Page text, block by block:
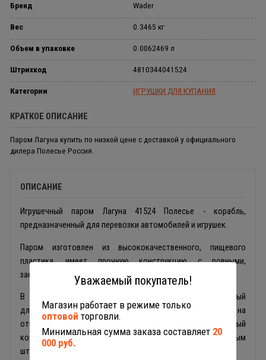
Бренд Wader
Вес 0.3465 кг
Объем в упаковке 0.0062469 л
Штрихкод 4810344041524
Категории ИГРУШКИ ДЛЯ КУПАНИЯ
КРАТКОЕ ОПИСАНИЕ
Паром Лагуна купить по низкой цене с доставкой у официального
дилера Полесье Россия.
ОПИСАНИЕ
Игрушечный паром Лагуна 41524 Полесье - корабль,
предназначенный для перевозки автомобилей и игрушек.
Паром изготовлен из высококачественного, пищевого
пластика, имеет прочную конструкцию с ровными,
закругленными краями и гладкой поверхностью.
В носовой части парома Полесье закреплен удобный
длинный шнурок для удобства управления игрушкой на
открытой воде: на реке, озере или в море. Также игрушечный
кораблик оснащён откидным трапом и ярко-желтым
штурвалом на капитанском мостике.
Уважаемый покупатель!
Магазин работает в режиме только
оптовой торговли.
Минимальная сумма заказа составляет 20
000 руб.